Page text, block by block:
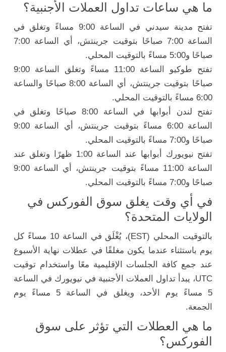
ما هي ساعات تداول العملات الأجنبية؟
تفتح مدينة سيدني في الساعة 9:00 مساءً وتغلق في
الساعة 7:00 صباحًا بتوقيت جرينتش، أي الساعة 7:00
صباحًا و5:00 مساءً بالتوقيت المحلي.
تفتح طوكيو الساعة 11:00 مساءً وتغلق الساعة 9:00
صباحًا بتوقيت جرينتش، أي الساعة 8:00 صباحًا والساعة
6:00 مساءً بالتوقيت المحلي.
تفتح لندن أبوابها في الساعة 8:00 صباحًا وتغلق في
الساعة 6:00 مساءً بتوقيت جرينتش، أي الساعة 9:00
صباحًا و7:00 مساءً بالتوقيت المحلي.
تفتح نيويورك أبوابها عند الساعة 1:00 ظهرًا وتغلق عند
الساعة 11:00 مساءً بتوقيت جرينتش، أي الساعة 9:00
صباحًا و7:00 مساءً بالتوقيت المحلي.
في أي وقت يغلق سوق الفوركس في
الولايات المتحدة؟
بالتوقيت المحلي (EST)، يُغْلَق في الساعة 10 مساءً كل
يوم باستثناء عندما يكون مغلقًا في عطلات نهاية الأسبوع
عند جمع كافة الجلسات الإقليمية معًا واستخدام توقيت
UTC، يبدأ تداول العملات الأجنبية في نيويورك في الساعة
5 مساءً يوم الأحد، ويغلق في الساعة 5 مساءً يوم
الجمعة.
ما هي العطلات التي تؤثر على سوق
الفوركس؟